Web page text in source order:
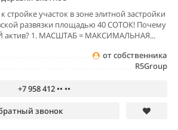
участок в зоне элитной застройки
развязки площадью 40 СОТОК! Почему
актив? 1. МАСШТАБ = МАКСИМАЛЬНАЯ...
от собственника
R5Group
+7 958 412 •• ••
звонок